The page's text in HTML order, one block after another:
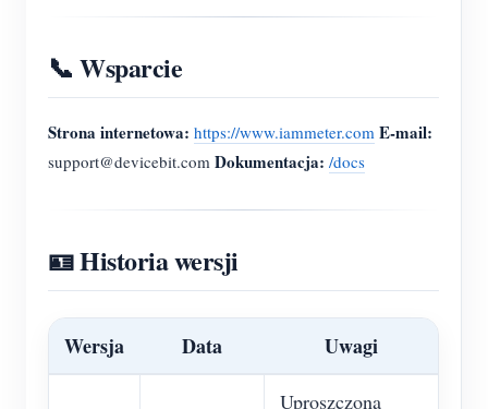
📞 Wsparcie
Strona internetowa: https://www.iammeter.com E-mail:
support@devicebit.com Dokumentacja: /docs
🪪 Historia wersji
Wersja Data Uwagi
Uproszczona